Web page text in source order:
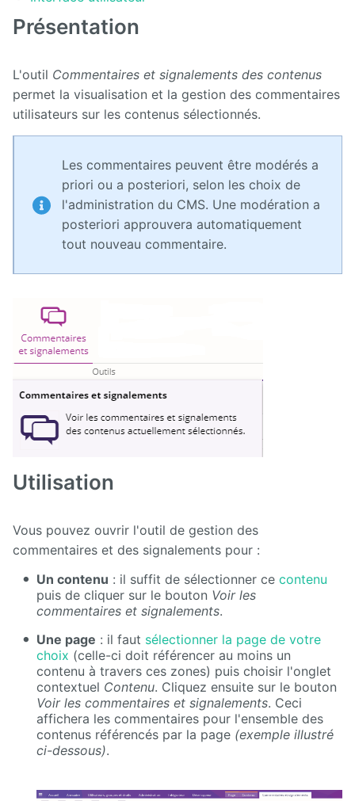
d'administration
et
d'intégration
jour
Releases
Présentation
L'outil Commentaires et signalements des contenus
permet la visualisation et la gestion des commentaires
utilisateurs sur les contenus sélectionnés.
Les commentaires peuvent être modérés a
priori ou a posteriori, selon les choix de
l'administration du CMS. Une modération a
posteriori approuvera automatiquement
tout nouveau commentaire.
Utilisation
Vous pouvez ouvrir l'outil de gestion des
commentaires et des signalements pour :
Un contenu : il suffit de sélectionner ce contenu
puis de cliquer sur le bouton Voir les
commentaires et signalements.
Une page : il faut sélectionner la page de votre
choix (celle-ci doit référencer au moins un
contenu à travers ces zones) puis choisir l'onglet
contextuel Contenu. Cliquez ensuite sur le bouton
Voir les commentaires et signalements. Ceci
affichera les commentaires pour l'ensemble des
contenus référencés par la page (exemple illustré
ci-dessous).